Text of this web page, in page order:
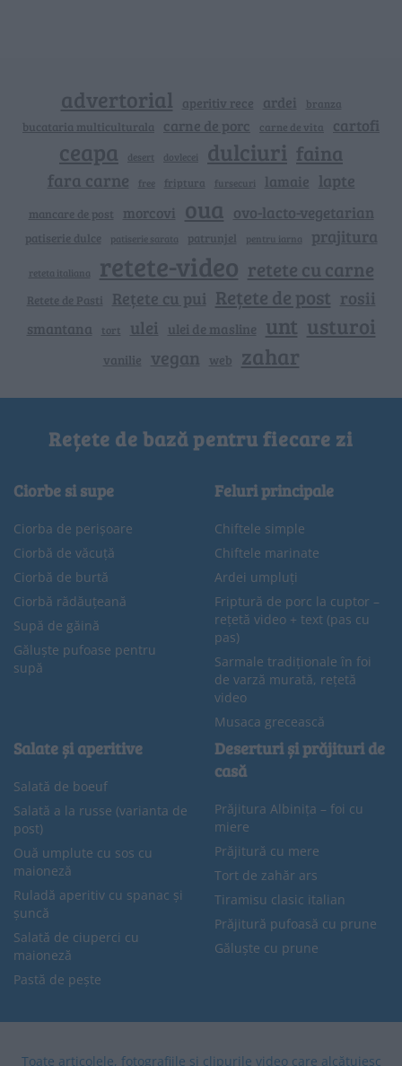
advertorial aperitiv rece ardei branza
bucataria multiculturala carne de porc carne de vita cartofi
ceapa desert dovlecei dulciuri faina
fara carne free friptura fursecuri lamaie lapte
mancare de post morcovi oua ovo-lacto-vegetarian
patiserie dulce patiserie sarata patrunjel pentru iarna prajitura
reteta italiana retete-video retete cu carne
Retete de Pasti Rețete cu pui Rețete de post rosii
smantana tort ulei ulei de masline unt usturoi
vanilie vegan web zahar
Rețete de bază pentru fiecare zi
Ciorbe si supe
Ciorba de perișoare
Ciorbă de văcuță
Ciorbă de burtă
Ciorbă rădăuțeană
Supă de găină
Găluște pufoase pentru
supă
Feluri principale
Chiftele simple
Chiftele marinate
Ardei umpluți
Friptură de porc la cuptor –
rețetă video + text (pas cu
pas)
Sarmale tradiționale în foi
de varză murată, rețetă
video
Musaca grecească
Salate și aperitive
Salată de boeuf
Salată a la russe (varianta de
post)
Ouă umplute cu sos cu
maioneză
Ruladă aperitiv cu spanac și
șuncă
Salată de ciuperci cu
maioneză
Pastă de pește
Deserturi și prăjituri de
casă
Prăjitura Albinița – foi cu
miere
Prăjitură cu mere
Tort de zahăr ars
Tiramisu clasic italian
Prăjitură pufoasă cu prune
Găluște cu prune
Toate articolele, fotografiile și clipurile video care alcătuiesc